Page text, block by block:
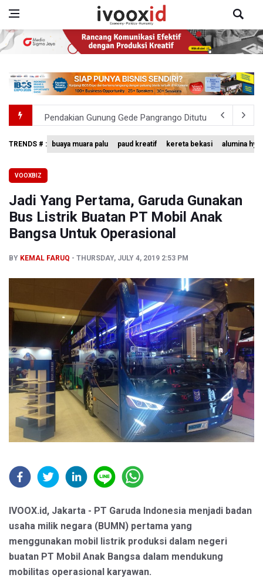
Pendakian Gunung Gede Pangrango Ditutup karena
Menkomdigi Sebut Kehadiran AI Factory Perkuat Posisi
Bank Indonesia Sebut Cadangan Devisa Akhir Juli
Pemerintah Matangkan Rencana Pembaruan Buku Ajar
TRENDS # : buaya muara palu paud kreatif kereta bekasi alumina
VOOXBIZ
Jadi Yang Pertama, Garuda Gunakan
Bus Listrik Buatan PT Mobil Anak
Bangsa Untuk Operasional
BY KEMAL FARUQ THURSDAY, JULY 4, 2019 2:53 PM
IVOOX.id, Jakarta - PT Garuda Indonesia menjadi badan
usaha milik negara (BUMN) pertama yang
menggunakan mobil listrik produksi dalam negeri
buatan PT Mobil Anak Bangsa dalam mendukung
mobilitas operasional karyawan.